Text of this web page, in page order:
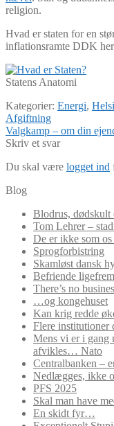
religion.
Hvad er staten for en
inflationsramte DDK
Statens Anatomi
Kategorier: Energi,
Forrige
indlæg:
Afgiftning
Næste
indlæg:
Valgkamp – om din
Skriv et svar
Du skal være logget ind
Blog
Blodrus, dødskult
Tom Lehrer –
De er ikke som
Sprogforbistring
Skamløst dansk
Befriende ligefrem
There’s no
…og kongehuset
Kan krig redde
Flere institutioner
Mens vi er i gang
afvikles… Nato
Centralbanken –
Nedlægges, ikke
PFS 2025
Skal man have
En skidt fyr…